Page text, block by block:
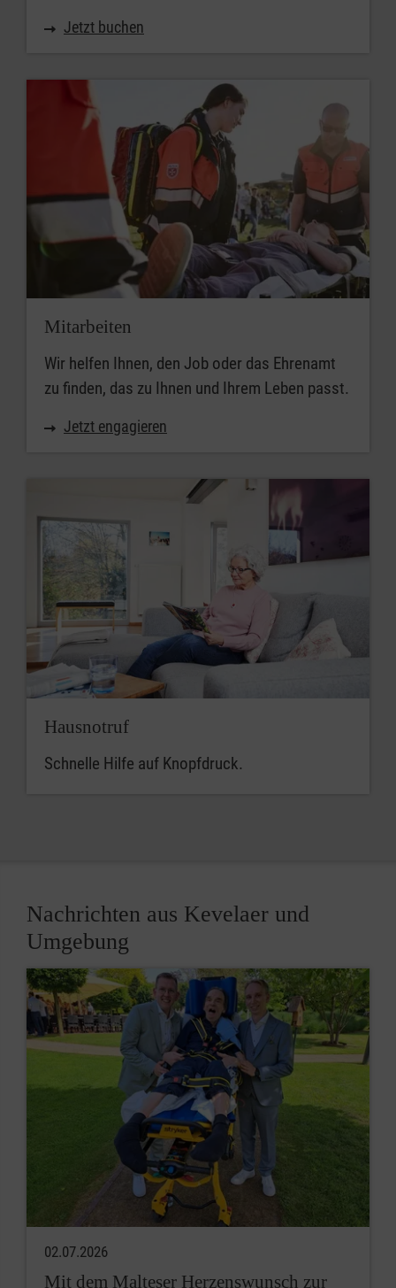
Jetzt buchen
Mitarbeiten
Wir helfen Ihnen, den Job oder das Ehrenamt
zu finden, das zu Ihnen und Ihrem Leben passt.
Jetzt engagieren
Hausnotruf
Schnelle Hilfe auf Knopfdruck.
Nachrichten aus Kevelaer und
Umgebung
02.07.2026
Mit dem Malteser Herzenswunsch zur